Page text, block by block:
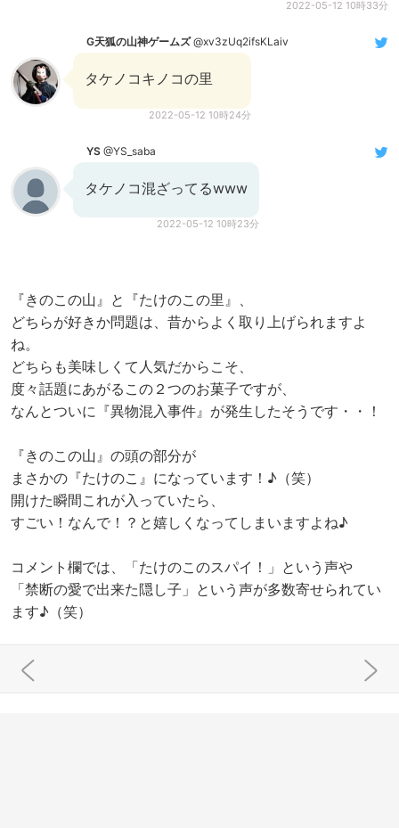
2022-05-12 10時33分
G天狐の山神ゲームズ@xv3zUq2ifsKLaiv
タケノコキノコの里
2022-05-12 10時24分
YS @YS_saba
タケノコ混ざってるwww
2022-05-12 10時23分
『きのこの山』と『たけのこの里』、
どちらが好きか問題は、昔からよく取り上げられますよ
ね。
どちらも美味しくて人気だからこそ、
度々話題にあがるこの２つのお菓子ですが、
なんとついに『異物混入事件』が発生したそうです・・！
『きのこの山』の頭の部分が
まさかの『たけのこ』になっています！♪（笑）
開けた瞬間これが入っていたら、
すごい！なんで！？と嬉しくなってしまいますよね♪
コメント欄では、「たけのこのスパイ！」という声や
「禁断の愛で出来た隠し子」という声が多数寄せられてい
ます♪（笑）